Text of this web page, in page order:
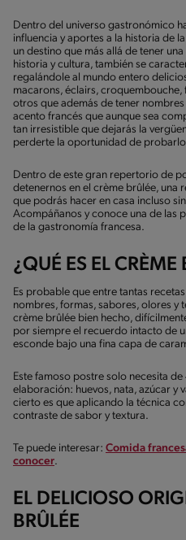
Dentro del universo gastronómico
influencia y aportes a la historia de
un destino que más allá de tener
historia y cultura, también se
regalándole al mundo entero
macarons, éclairs,
otros que además de tener
acento francés que aunque sea
tan irresistible que dejarás la
perderte la oportunidad de
Dentro de este gran repertorio de
detenernos en el crème brûlée, una
que podrás hacer en casa incluso
Acompáñanos y conoce una de las
de la gastronomía francesa.
¿QUÉ ES EL CRÈME
Es probable que entre tantas
nombres, formas, sabores, olores y
crème brûlée bien hecho,
por siempre el recuerdo intacto de
esconde bajo una fina capa de
Este famoso postre solo necesita
elaboración: huevos, nata, azúcar y
cierto es que aplicando la técnica
contraste de sabor y textura.
Te puede interesar: Comida
conocer.
EL DELICIOSO
BRÛLÉE